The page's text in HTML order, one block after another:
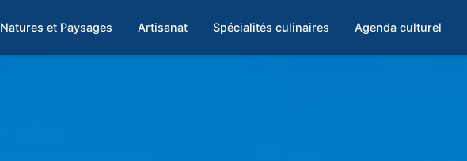
Natures et Paysages Artisanat Spécialités culinaires Agenda culturel